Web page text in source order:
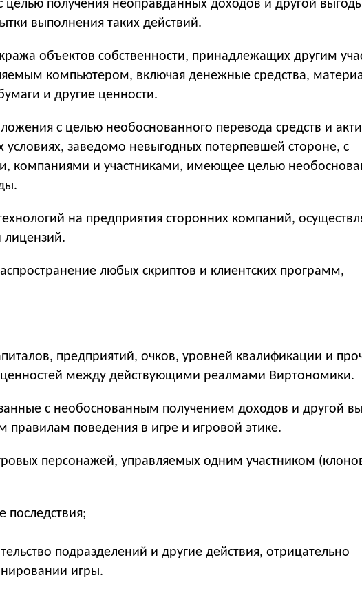
целью получения неоправданных доходов и другой
выполнения таких действий.
объектов собственности, принадлежащих другим
компьютером, включая денежные средства,
и другие ценности.
с целью необоснованного перевода средств и
заведомо невыгодных потерпевшей стороне, с
компаниями и участниками, имеющее целью
на предприятия сторонних компаний,
лицензий.
любых скриптов и клиентских программ,
предприятий, очков, уровней квалификации и
между действующими реалмами Виртономики.
с необоснованным получением доходов и другой
поведения в игре и игровой этике.
персонажей, управляемых одним участником
последствия;
подразделений и другие действия, отрицательно
игры.